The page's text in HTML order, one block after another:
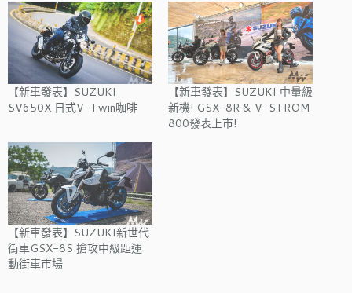
【新車發表】SUZUKI
SV650X 日式V-Twin咖啡
【新車發表】SUZUKI 中量級
新機! GSX-8R & V-STROM
800發表上市!
【新車發表】SUZUKI新世代
街車GSX-8S 搶攻中級距運
動街車市場